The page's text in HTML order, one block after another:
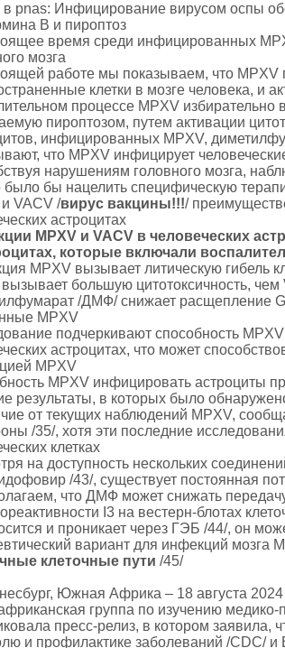
в pnas: Инфицирование вирусом оспы
В и пироптоз
время среди инфицированных
мозга
работе мы показываем, что
клетки в мозге человека, и
процессе MPXV
пироптозом, путем активации
инфицированных MPXV,
что MPXV инфицирует
нарушениям головного мозга,
бы нацелить специфическую
VACV /вирус вакцины!!!/
астроцитах
MPXV и VACV в человеческих
которые включали
MPXV вызывает литическую гибель
большую цитотоксичность, чем
/ДМФ/ снижает расщепление
MPXV
подчеркивают способность
астроцитах, что может
MPXV
MPXV инфицировать астроциты
результаты, в которых было
от текущих наблюдений MPXV,
/35/, хотя эти последние
клетках
на доступность нескольких
/43/, существует постоянная
что ДМФ может снижать
I3 на вестерн-блотах
и проникает через ГЭБ /44/, он
вариант для инфекций мозга
клеточные пути /45/
Южная Африка – 18 августа 2024
группа по изучению
пресс-релиз, в котором заявила,
и профилактике заболеваний /CDC/